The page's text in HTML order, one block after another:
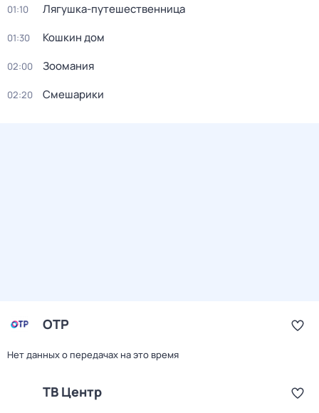
01:10 Лягушка-путешественница
01:30 Кошкин дом
02:00 Зоомания
02:20 Смешарики
ОТР
Нет данных о передачах на это время
ТВ Центр